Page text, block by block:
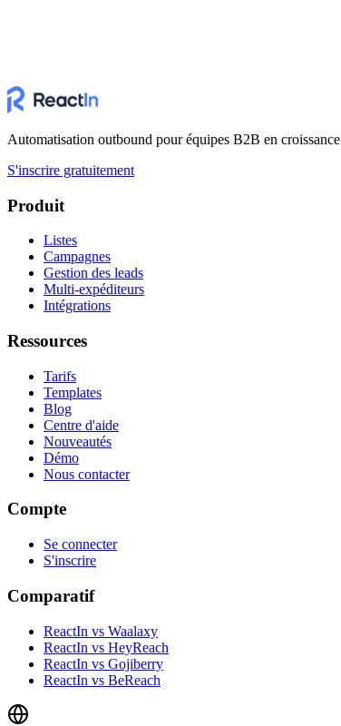
Automatisation outbound pour équipes B2B en croissance
S'inscrire gratuitement
Produit
Listes
Campagnes
Gestion des leads
Multi-expéditeurs
Intégrations
Ressources
Tarifs
Templates
Blog
Centre d'aide
Nouveautés
Démo
Nous contacter
Compte
Se connecter
S'inscrire
Comparatif
ReactIn vs Waalaxy
ReactIn vs HeyReach
ReactIn vs Gojiberry
ReactIn vs BeReach